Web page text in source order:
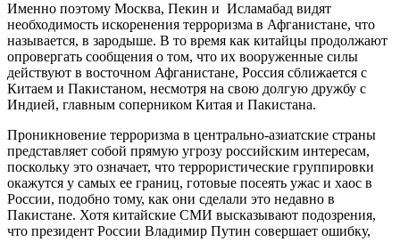
Именно поэтому Москва, Пекин и Исламабад видят
необходимость искоренения терроризма в Афганистане, что
называется, в зародыше. В то время как китайцы продолжают
опровергать сообщения о том, что их вооруженные силы
действуют в восточном Афганистане, Россия сближается с
Китаем и Пакистаном, несмотря на свою долгую дружбу с
Индией, главным соперником Китая и Пакистана.
Проникновение терроризма в центрально-азиатские страны
представляет собой прямую угрозу российским интересам,
поскольку это означает, что террористические группировки
окажутся у самых ее границ, готовые посеять ужас и хаос в
России, подобно тому, как они сделали это недавно в
Пакистане. Хотя китайские СМИ высказывают подозрения,
что президент России Владимир Путин совершает ошибку,